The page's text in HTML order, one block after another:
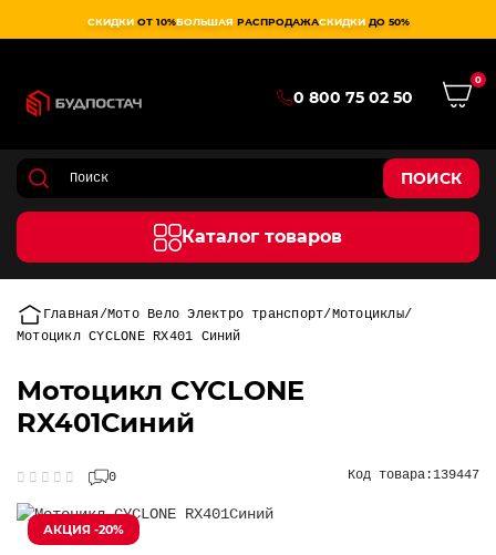
СКИДКИ ОТ 10%БОЛЬШАЯ РАСПРОДАЖАСКИДКИ ДО 50%
0 800 75 02 50
0
ПОИСК
Каталог товаров
Главная Мото Вело Электро транспорт Мотоциклы
Мотоцикл CYCLONE RX401 Синий
Мотоцикл CYCLONE
RX401Синий
0 Код товара:139447
АКЦИЯ -20%